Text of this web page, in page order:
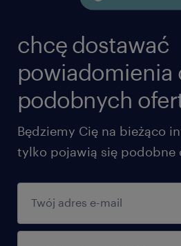
chcę dostawać
powiadomienia
podobnych
Będziemy Cię na bieżąco
tylko pojawią się podobne